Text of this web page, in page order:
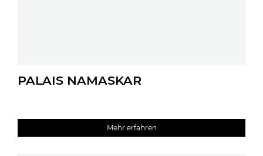
PALAIS NAMASKAR
Mehr erfahren